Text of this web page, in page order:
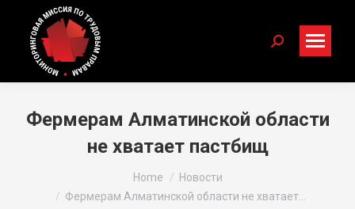
Search:
Фермерам Алматинской области
не хватает пастбищ
Home
Новости
Фермерам Алматинской области не хватает…